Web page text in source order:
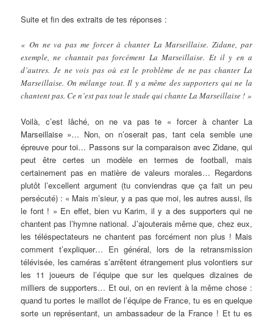
Suite et fin des extraits de tes réponses :
« On ne va pas me forcer à chanter La Marseillaise. Zidane, par
exemple, ne chantait pas forcément La Marseillaise. Et il y en a
d’autres. Je ne vois pas où est le problème de ne pas chanter La
Marseillaise. On mélange tout. Il y a même des supporters qui ne la
chantent pas. Ce n’est pas tout le stade qui chante La Marseillaise ! »
Voilà, c’est lâché, on ne va pas te « forcer à chanter La
Marseillaise »… Non, on n’oserait pas, tant cela semble une
épreuve pour toi… Passons sur la comparaison avec Zidane, qui
peut être certes un modèle en termes de football, mais
certainement pas en matière de valeurs morales… Regardons
plutôt l’excellent argument (tu conviendras que ça fait un peu
persécuté) : « Mais m’sieur, y a pas que moi, les autres aussi, ils
le font ! » En effet, bien vu Karim, il y a des supporters qui ne
chantent pas l’hymne national. J’ajouterais même que, chez eux,
les téléspectateurs ne chantent pas forcément non plus ! Mais
comment t’expliquer… En général, lors de la retransmission
télévisée, les caméras s’arrêtent étrangement plus volontiers sur
les 11 joueurs de l’équipe que sur les quelques dizaines de
milliers de supporters… Et oui, on en revient à la même chose :
quand tu portes le maillot de l’équipe de France, tu es en quelque
sorte un représentant, un ambassadeur de la France ! Et tu es